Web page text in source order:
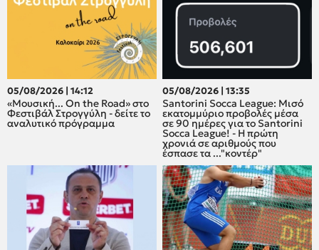
05/08/2026 | 14:12
«Μουσική... On the Road» στο
Φεστιβάλ Στρογγύλη - δείτε το
αναλυτικό πρόγραμμα
05/08/2026 | 13:35
Santorini Socca League: Μισό
εκατομμύριο προβολές μέσα
σε 90 ημέρες για το Santorini
Socca League! - Η πρώτη
χρονιά σε αριθμούς που
έσπασε τα ..."κοντέρ"